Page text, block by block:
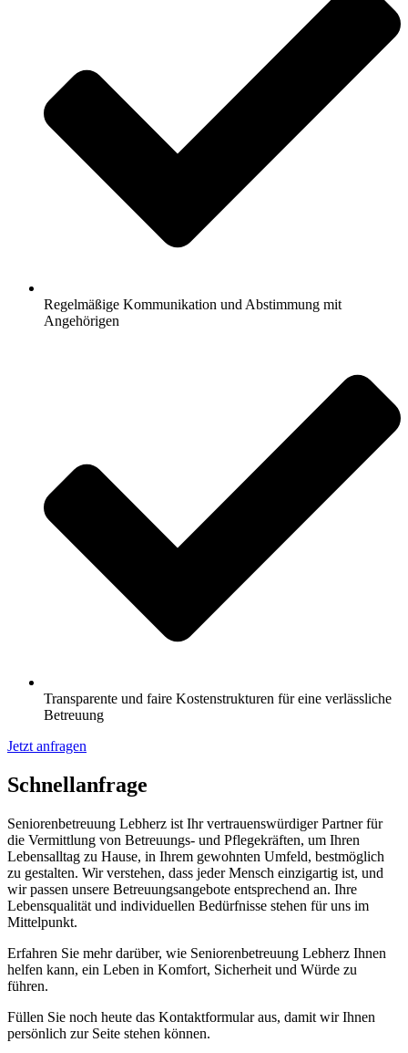
Regelmäßige Kommunikation und Abstimmung mit
Angehörigen
Transparente und faire Kostenstrukturen für eine verlässliche
Betreuung
Jetzt anfragen
Schnell­anfrage
Seniorenbetreuung Lebherz ist Ihr vertrauenswürdiger Partner für
die Vermittlung von Betreuungs- und Pflegekräften, um Ihren
Lebensalltag zu Hause, in Ihrem gewohnten Umfeld, bestmöglich
zu gestalten. Wir verstehen, dass jeder Mensch einzigartig ist, und
wir passen unsere Betreuungsangebote entsprechend an. Ihre
Lebensqualität und individuellen Bedürfnisse stehen für uns im
Mittelpunkt.
Erfahren Sie mehr darüber, wie Seniorenbetreuung Lebherz Ihnen
helfen kann, ein Leben in Komfort, Sicherheit und Würde zu
führen.
Füllen Sie noch heute das Kontaktformular aus, damit wir Ihnen
persönlich zur Seite stehen können.